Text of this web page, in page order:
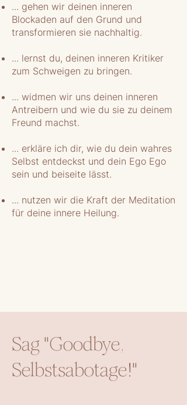
... gehen wir deinen inneren
Blockaden auf den Grund und
transformieren sie nachhaltig.
... lernst du, deinen inneren Kritiker
zum Schweigen zu bringen.
... widmen wir uns deinen inneren
Antreibern und wie du sie zu deinem
Freund machst.
... erkläre ich dir, wie du dein wahres
Selbst entdeckst und dein Ego Ego
sein und beiseite lässt.
... nutzen wir die Kraft der Meditation
für deine innere Heilung.
Sag "Goodbye,
Selbstsabotage!"